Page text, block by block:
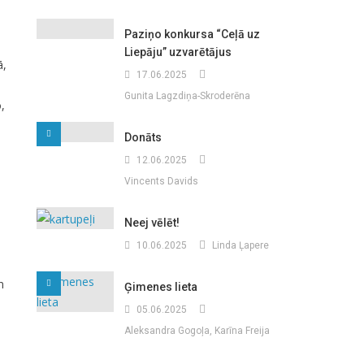
Paziņo konkursa “Ceļā uz
Liepāju” uzvarētājus
17.06.2025
Gunita Lagzdiņa-Skroderēna
Donāts
12.06.2025
Vincents Davids
Neej vēlēt!
10.06.2025 Linda Ļapere
Ģimenes lieta
05.06.2025
Aleksandra Gogoļa, Karīna Freija